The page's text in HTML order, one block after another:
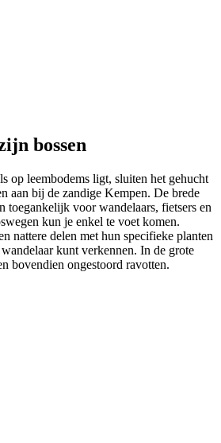
bossen
op leembodems ligt, sluiten het gehucht
aan bij de zandige Kempen. De brede
toegankelijk voor wandelaars, fietsers en
kun je enkel te voet komen.
nattere delen met hun specifieke planten
kunt verkennen. In de grote
bovendien ongestoord ravotten.